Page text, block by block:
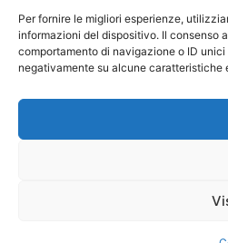
Per fornire le migliori esperienze,
informazioni del dispositivo. Il consenso
comportamento di navigazione o ID
negativamente su alcune caratteristiche